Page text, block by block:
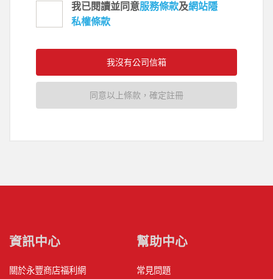
我已閱讀並同意服務條款及網站隱
私權條款
我沒有公司信箱
同意以上條款，確定註冊
資訊中心
關於永豐商店福利網
幫助中心
常見問題